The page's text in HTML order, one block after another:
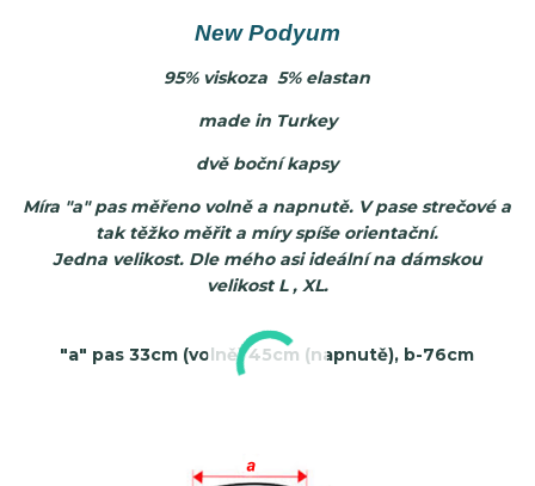
New Podyum
95% viskoza 5% elastan
made in Turkey
dvě boční kapsy
Míra "a" pas měřeno volně a napnutě. V pase strečové a
tak těžko měřit a míry spíše orientační.
Jedna velikost. Dle mého asi ideální na dámskou
velikost L , XL.
"a" pas 33cm (volně) 45cm (napnutě), b-76cm